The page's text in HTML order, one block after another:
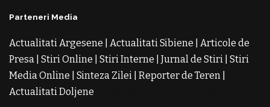
Parteneri Media
Actualitati Argesene Actualitati Sibiene
Articole de
Presa Stiri Online Stiri Interne Jurnal de Stiri Stiri
Media Online
Sinteza Zilei Reporter de Teren
Actualitati Doljene